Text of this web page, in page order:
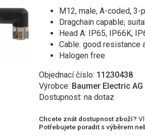
M12, male, A-coded, 3-
Dragchain capable;
Head A: IP65, IP66K,
Cable: good resistance
Halogen free
Objednací číslo: 11230438
Výrobce: Baumer Electric AG
Dostupnost: na dotaz
Chcete znát dostupnost zboží?
Potřebujete poradit s výběrem